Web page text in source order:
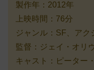
製作年：2012年
上映時間：76分
ジャンル：SF、アク
監督：ジェイ・オリ
キャスト：ピーター